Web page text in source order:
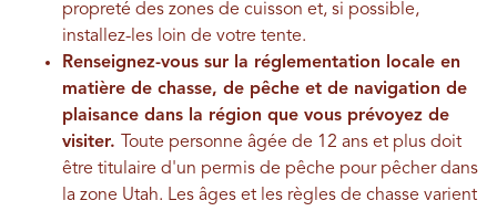
propreté des zones de cuisson et, si possible,
installez-les loin de votre tente.
Renseignez-vous sur la réglementation locale en
matière de chasse, de pêche et de navigation de
plaisance dans la région que vous prévoyez de
visiter.
Toute personne âgée de 12 ans et plus doit
être titulaire d'un permis de pêche pour pêcher dans
la zone Utah. Les âges et les règles de chasse varient